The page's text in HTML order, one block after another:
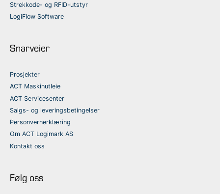
Strekkode- og RFID-utstyr
LogiFlow Software
Snarveier
Prosjekter
ACT Maskinutleie
ACT Servicesenter
Salgs- og leveringsbetingelser
Personvernerklæring
Om ACT Logimark AS
Kontakt oss
Følg oss